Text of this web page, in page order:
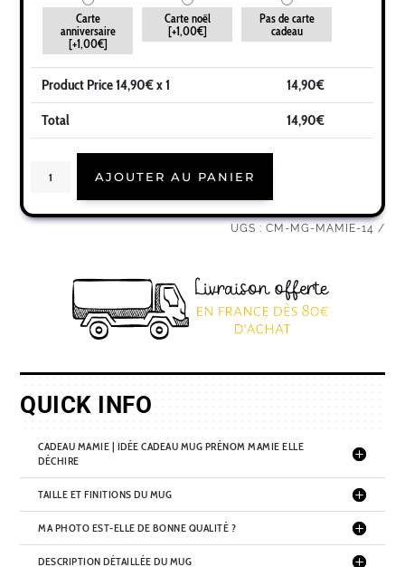
Carte
anniversaire
[+1,00€]
Carte noël
[+1,00€]
Pas de carte
cadeau
Product Price14,90€ x 1 14,90€
Total 14,90€
|
AJOUTER AU PANIER
UGS : CM-MG-MAMIE-14
QUICK INFO
CADEAU MAMIE | IDÉE CADEAU MUG PRÉNOM MAMIE ELLE
DÉCHIRE
TAILLE ET FINITIONS DU MUG
MA PHOTO EST-ELLE DE BONNE QUALITÉ ?
DESCRIPTION DÉTAILLÉE DU MUG